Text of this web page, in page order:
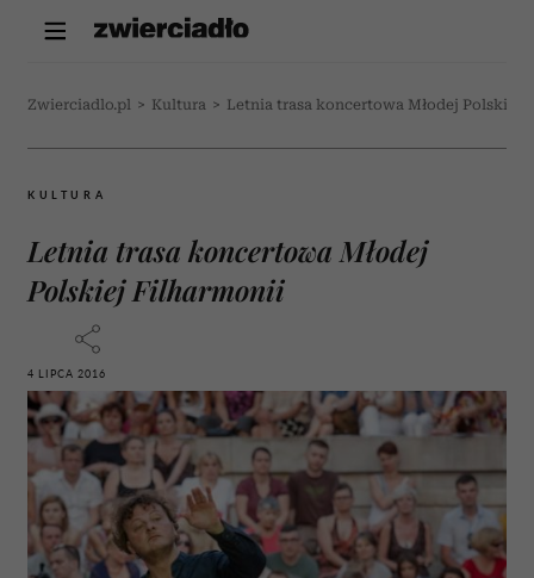
Zwierciadlo.pl > Kultura > Letnia trasa koncertowa Młodej Polskiej
KULTURA
Letnia trasa koncertowa Młodej
Polskiej Filharmonii
4 LIPCA 2016